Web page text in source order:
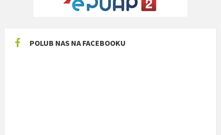
POLUB NAS NA FACEBOOKU